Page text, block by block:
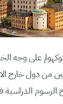
على وجه
من دول خارج
الدراسية